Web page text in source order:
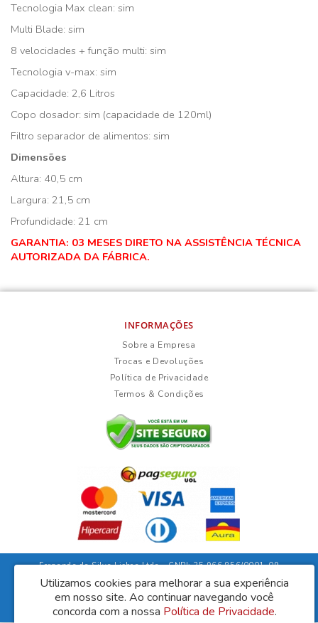
Tecnologia Max clean: sim
Multi Blade: sim
8 velocidades + função multi: sim
Tecnologia v-max: sim
Capacidade: 2,6 Litros
Copo dosador: sim (capacidade de 120ml)
Filtro separador de alimentos: sim
Dimensões
Altura: 40,5 cm
Largura: 21,5 cm
Profundidade: 21 cm
GARANTIA: 03 MESES DIRETO NA ASSISTÊNCIA TÉCNICA
AUTORIZADA DA FÁBRICA.
INFORMAÇÕES
Sobre a Empresa
Trocas e Devoluções
Política de Privacidade
Termos & Condições
Fernanda da Silva Lisboa Ltda - CNPJ: 35.966.856/0001-09
Rua Duarte Guimarães, 135 - Ubaíra/Bahia - CEP: 45310-000
Lisboa Móveis © 2026
Desenvolvido por88digital
Utilizamos cookies para melhorar a sua experiência
em nosso site. Ao continuar navegando você
concorda com a nossa Política de Privacidade.